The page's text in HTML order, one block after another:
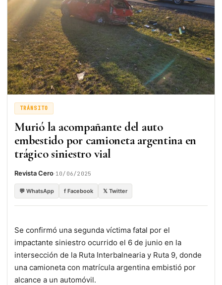
TRÁNSITO
Murió la acompañante del auto
embestido por camioneta argentina en
trágico siniestro vial
Revista Cero·10/06/2025
💬 WhatsApp f Facebook 𝕏 Twitter
Se confirmó una segunda víctima fatal por el
impactante siniestro ocurrido el 6 de junio en la
intersección de la Ruta Interbalnearia y Ruta 9, donde
una camioneta con matrícula argentina embistió por
alcance a un automóvil.